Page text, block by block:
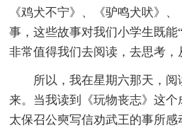
《鸡犬不宁》、《驴鸣犬吠》
事，这些故事对我们小学生既能
非常值得我们去阅读，去思考，
所以，我在星期六那天，阅
来。当我读到《玩物丧志》这
太保召公奭写信劝武王的事所感